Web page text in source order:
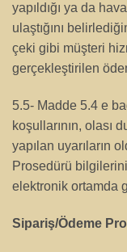
yapıldığı ya da
ulaştığını
çeki gibi müşteri
gerçekleştirilen
5.5- Madde 5.4 e
koşullarının, olası
yapılan uyarıların
Prosedürü
elektronik ortamda
Sipariş/Ödeme